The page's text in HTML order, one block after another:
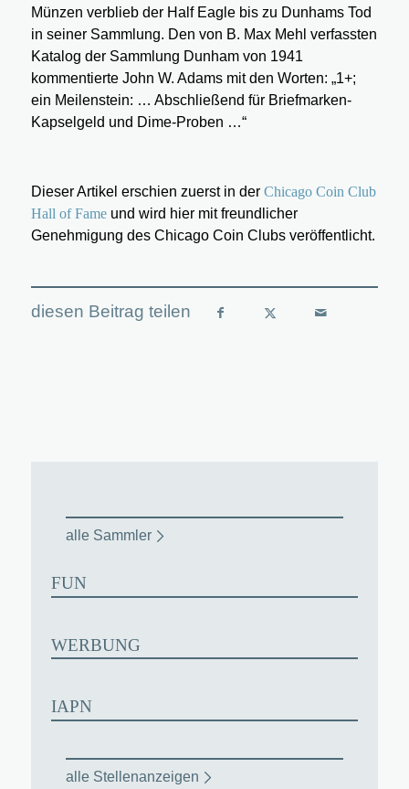
Münzen verblieb der Half Eagle bis zu Dunhams Tod
in seiner Sammlung. Den von B. Max Mehl verfassten
Katalog der Sammlung Dunham von 1941
kommentierte John W. Adams mit den Worten: „1+;
ein Meilenstein: … Abschließend für Briefmarken-
Kapselgeld und Dime-Proben …“
Dieser Artikel erschien zuerst in der Chicago Coin Club
Hall of Fameund wird hier mit freundlicher
Genehmigung des Chicago Coin Clubs veröffentlicht.
alle Sammler
FUN
WERBUNG
IAPN
alle Stellenanzeigen